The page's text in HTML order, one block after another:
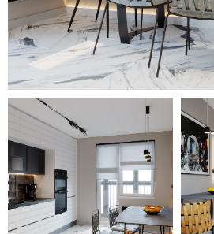
пространство. Для
красивой и
использован принцип
Здесь наиболее ярко
сочетание белых и
предметов мебели.
Комфортабельная
большой кроватью,
одежным шкафом и
деревянным панно над